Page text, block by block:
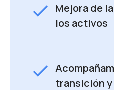
check Mejora de
los activos
check
transición